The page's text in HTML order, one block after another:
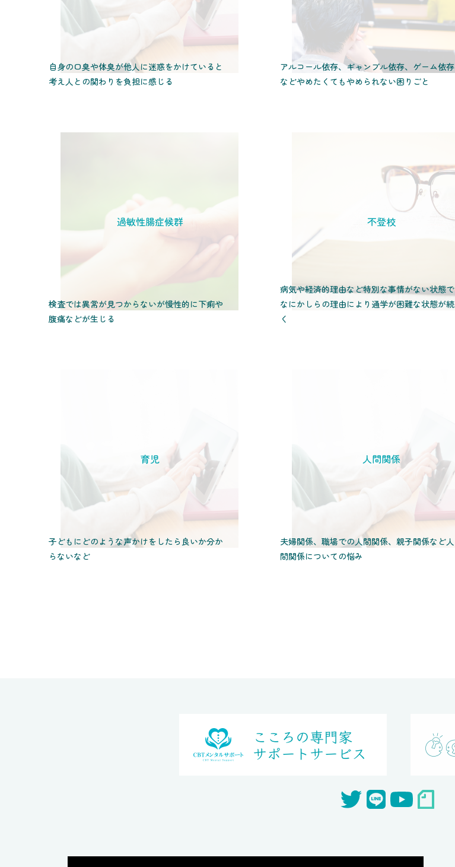
自身の口臭や体臭が他人に迷惑をかけていると
考え人との関わりを負担に感じる
アルコール依存、ギャンブル依存、ゲーム依存
などやめたくてもやめられない困りごと
過敏性腸症候群
検査では異常が見つからないが慢性的に下痢や
腹痛などが生じる
不登校
病気や経済的理由など特別な事情がない状態で
なにかしらの理由により通学が困難な状態が続
く
育児
子どもにどのような声かけをしたら良いか分か
らないなど
人間関係
夫婦関係、職場での人間関係、親子関係など人
間関係についての悩み